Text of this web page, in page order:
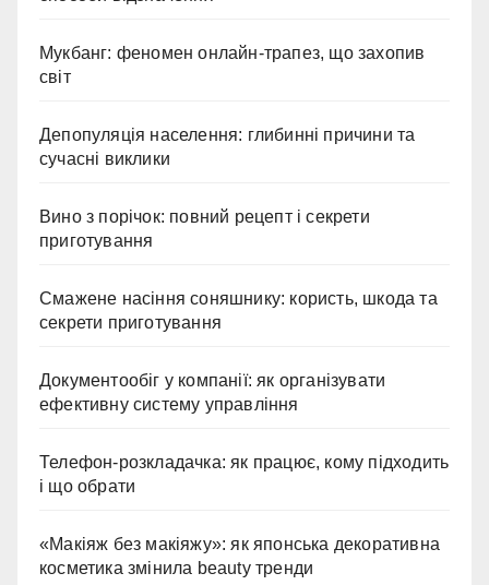
Мукбанг: феномен онлайн-трапез, що захопив
світ
Депопуляція населення: глибинні причини та
сучасні виклики
Вино з порічок: повний рецепт і секрети
приготування
Смажене насіння соняшнику: користь, шкода та
секрети приготування
Документообіг у компанії: як організувати
ефективну систему управління
Телефон-розкладачка: як працює, кому підходить
і що обрати
«Макіяж без макіяжу»: як японська декоративна
косметика змінила beauty тренди